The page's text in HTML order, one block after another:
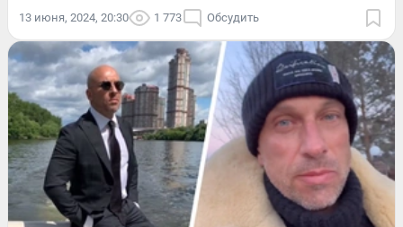
13 июня, 2024, 20:30 1 773 Обсудить